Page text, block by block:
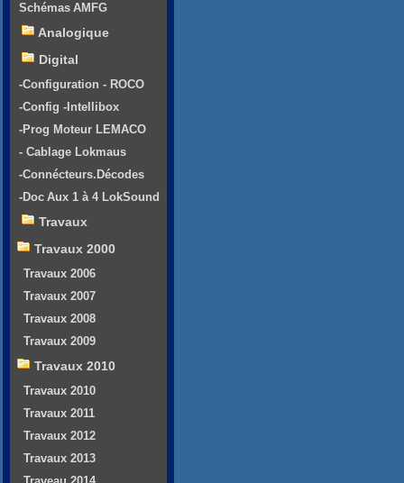
Schémas AMFG
Analogique
Digital
-Configuration - ROCO
-Config -Intellibox
-Prog Moteur LEMACO
- Cablage Lokmaus
-Connécteurs.Décodes
-Doc Aux 1 à 4 LokSound
Travaux
Travaux 2000
Travaux 2006
Travaux 2007
Travaux 2008
Travaux 2009
Travaux 2010
Travaux 2010
Travaux 2011
Travaux 2012
Travaux 2013